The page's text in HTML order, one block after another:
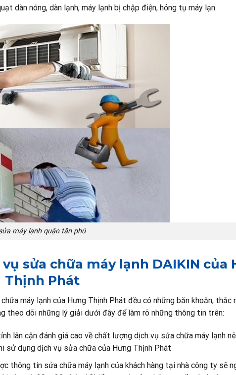
dàn nóng, dàn lạnh, máy lạnh bị chập điện, hỏng tụ máy lạn
máy lạnh quận tân phú
sửa chữa máy lạnh DAIKIN của
Thịnh Phát
máy lạnh của Hưng Thịnh Phát đều có những băn khoăn, thắc
theo dõi những lý giải dưới đây để làm rõ những thông tin trên:
lân cận đánh giá cao về chất lượng dịch vụ sửa chữa máy lạnh
sử dụng dịch vụ sửa chữa của Hưng Thịnh Phát
thông tin sửa chữa máy lạnh của khách hàng tại nhà công ty sẽ